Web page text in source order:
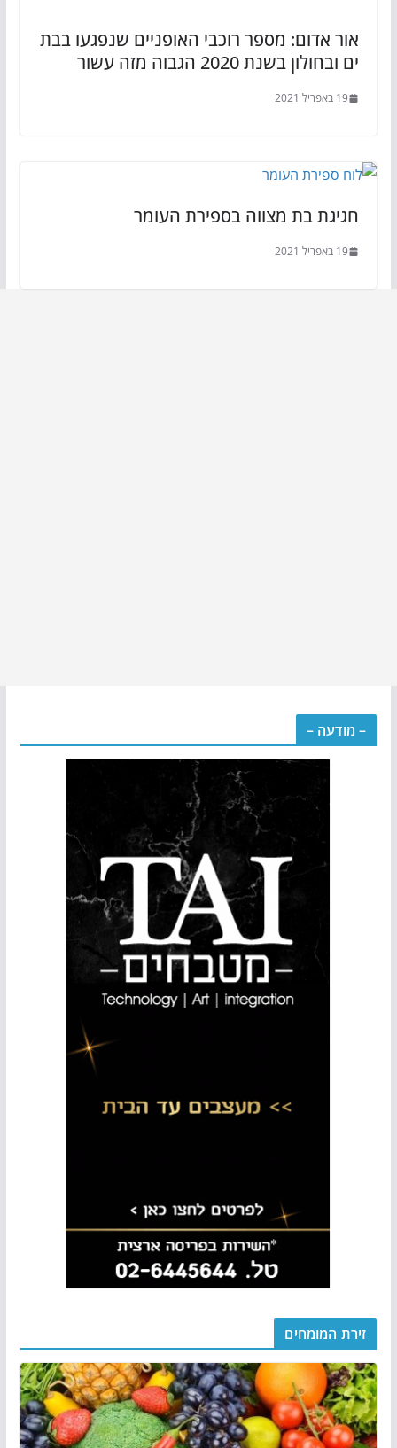
אור אדום: מספר רוכבי האופניים שנפגעו בבת
ים ובחולון בשנת 2020 הגבוה מזה עשור
19 באפריל 2021
חגיגת בת מצווה בספירת העומר
19 באפריל 2021
– מודעה –
זירת המומחים